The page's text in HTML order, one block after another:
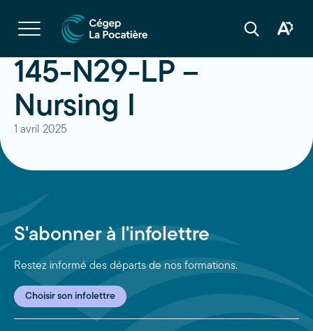
Ouvrir
la
navigation
site
Ouvrir
Ouvrir
145-N29-LP –
Nursing I
1 avril 2025
S'abonner à l'infolettre
Restez informé des départs de nos formations.
Choisir son infolettre